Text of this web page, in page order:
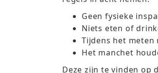
Geen fysieke
Niets eten of
Tijdens het meten
Het manchet
Deze zijn te vinden op